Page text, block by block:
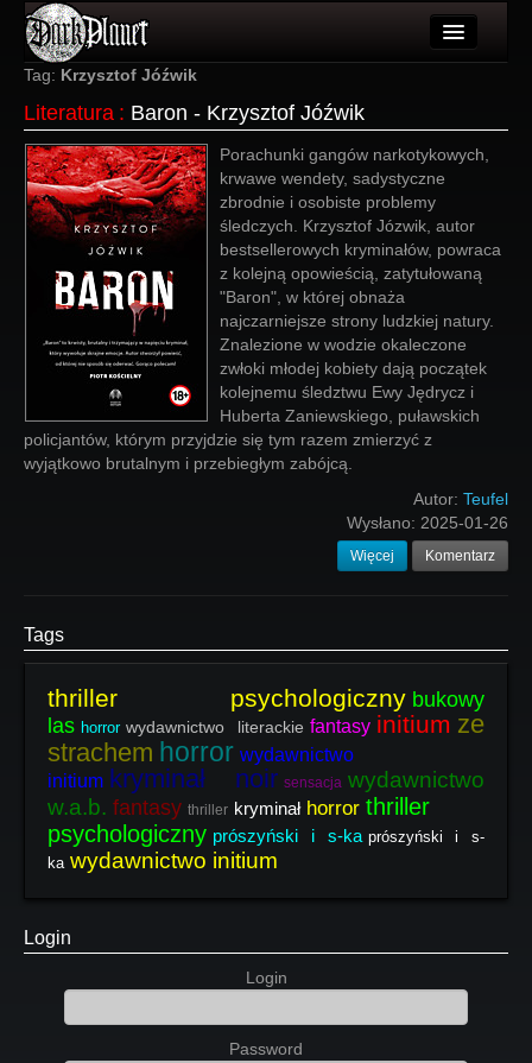
Artykuły
Użytkownicy
Wydarzenia
Galeria
Forum
Więcej
Login
Tag: Krzysztof Jóźwik
Literatura : Baron - Krzysztof Jóźwik
Porachunki gangów narkotykowych,
krwawe wendety, sadystyczne
zbrodnie i osobiste problemy
śledczych. Krzysztof Józwik, autor
bestsellerowych kryminałów, powraca
z kolejną opowieścią, zatytułowaną
"Baron", w której obnaża
najczarniejsze strony ludzkiej natury.
Znalezione w wodzie okaleczone
zwłoki młodej kobiety dają początek
kolejnemu śledztwu Ewy Jędrycz i
Huberta Zaniewskiego, puławskich
policjantów, którym przyjdzie się tym razem zmierzyć z
wyjątkowo brutalnym i przebiegłym zabójcą.
Autor: Teufel
Wysłano: 2025-01-26
Więcej Komentarz
Tags
thriller psychologiczny bukowy
las horror wydawnictwo literackie fantasy initium ze
strachem horror wydawnictwo
initium kryminał noir sensacja wydawnictwo
w.a.b. fantasy thriller kryminał horror thriller
psychologiczny prószyński i s-ka prószyński i s-
ka wydawnictwo initium
Login
Login
Password